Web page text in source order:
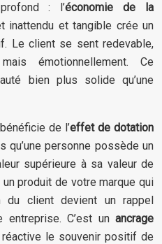
: l’économie de la
inattendu et tangible crée un
Le client se sent redevable,
émotionnellement. Ce
bien plus solide qu’une
de l’effet de dotation
qu’une personne possède un
supérieure à sa valeur de
un produit de votre marque qui
du client devient un rappel
C’est un ancrage
réactive le souvenir positif de